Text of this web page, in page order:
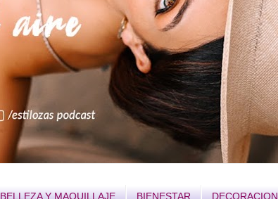
BELLEZA Y MAQUILLAJE BIENESTAR DECORACION